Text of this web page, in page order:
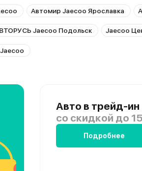
Автомир Jaecoo Ярославка
Jaecoo Подольск Jaecoo
Авто в трейд-ин
со скидкой до
Подробнее